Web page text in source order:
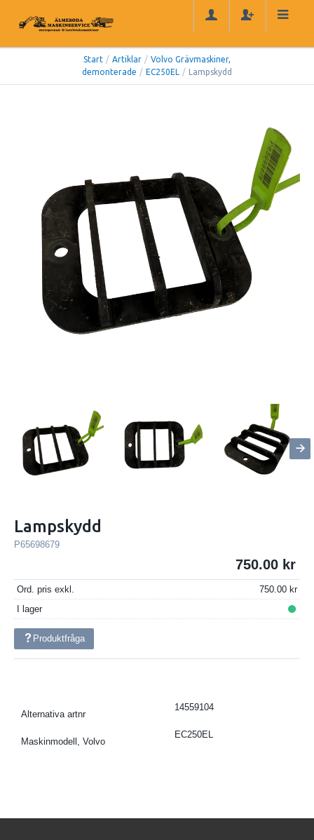
Start / Artiklar / Volvo Grävmaskiner,
demonterade / EC250EL / Lampskydd
Lampskydd
P65698679
750.00
Ord. pris exkl.
750.00
I lager
Produktfråga
Alternativa artnr
14559104
Maskinmodell, Volvo
EC250EL